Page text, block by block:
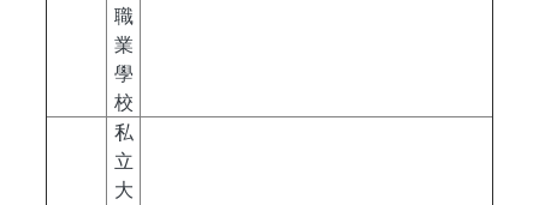
職
業
學
校
私
立
大